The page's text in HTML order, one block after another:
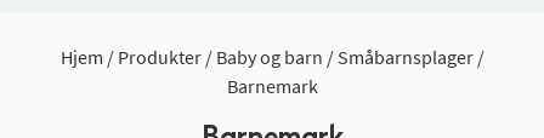
Hjem Produkter Baby og barn
Småbarnsplager
Barnemark